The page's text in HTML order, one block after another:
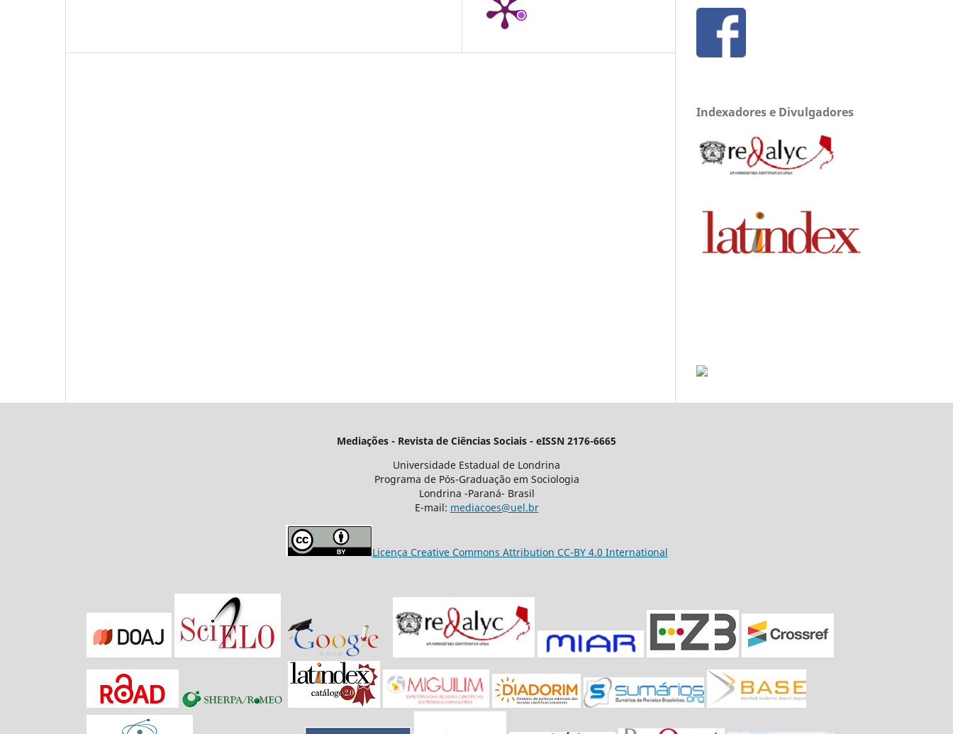
Indexadores e Divulgadores
Mediações - Revista de Ciências Sociais - eISSN 2176-6665
Universidade Estadual de Londrina
Programa de Pós-Graduação em Sociologia
Londrina -Paraná- Brasil
E-mail: mediacoes@uel.br
Licença Creative Commons Attribution CC-BY 4.0 International